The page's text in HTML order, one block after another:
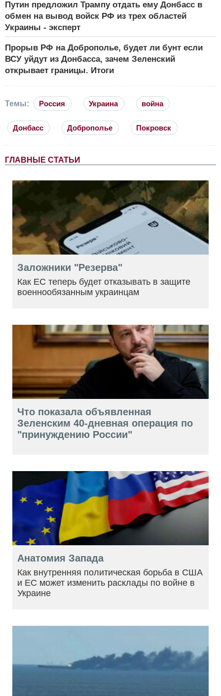
Путин предложил Трампу отдать ему Донбасс в
обмен на вывод войск РФ из трех областей
Украины - эксперт
Прорыв РФ на Доброполье, будет ли бунт если
ВСУ уйдут из Донбасса, зачем Зеленский
открывает границы. Итоги
Темы: Россия Украина война
Донбасс Доброполье Покровск
ГЛАВНЫЕ СТАТЬИ
Заложники "Резерва"
Как ЕС теперь будет отказывать в защите
военнообязанным украинцам
Что показала объявленная
Зеленским 40-дневная операция по
"принуждению России"
Анатомия Запада
Как внутренняя политическая борьба в США
и ЕС может изменить расклады по войне в
Украине